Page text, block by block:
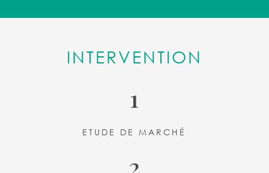
INTERVENTION
1
ETUDE DE MARCHÉ
2